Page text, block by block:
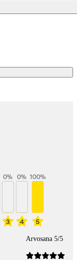
3
0%
4
0%
5
100%
Arvosana 5/5